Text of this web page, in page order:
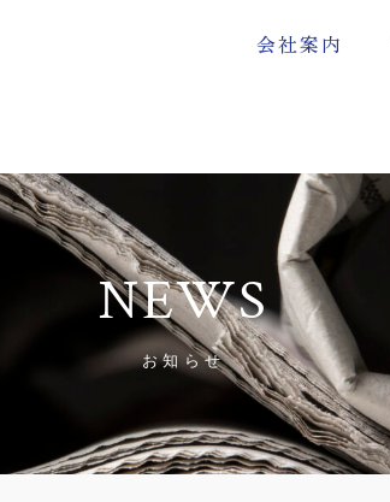
会社案内
NEWS
お知らせ